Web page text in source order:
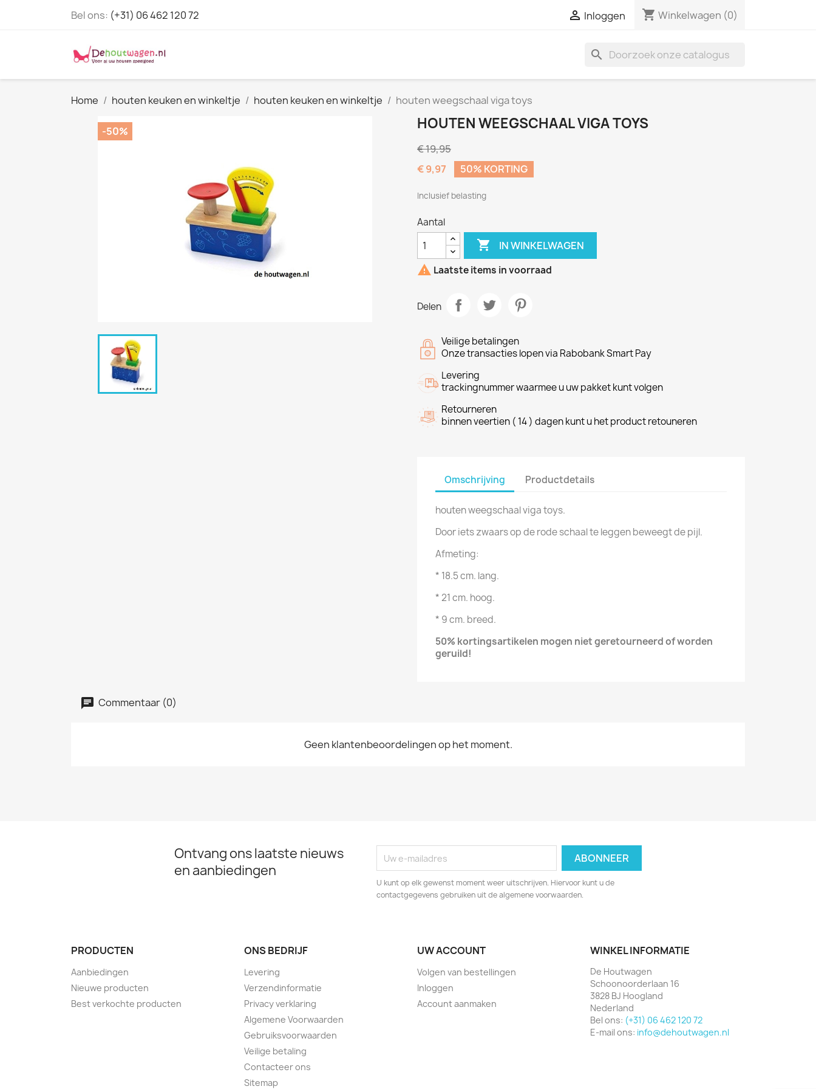
Bel ons: (+31) 06 462 120 72  Inloggen shopping_cart Winkelwagen (0)
search
Home houten keuken en winkeltje houten keuken en winkeltje houten weegschaal viga toys
-50% HOUTEN WEEGSCHAAL VIGA TOYS
€ 19,95
€ 9,97
50% KORTING
Inclusief belasting
Aantal
 IN WINKELWAGEN
 Laatste items in voorraad
Delen
Veilige betalingen
Onze transacties lopen via Rabobank Smart Pay
Levering
trackingnummer waarmee u uw pakket kunt volgen
Retourneren
binnen veertien ( 14 ) dagen kunt u het product retouneren
Omschrijving Productdetails
houten weegschaal viga toys.
Door iets zwaars op de rode schaal te leggen beweegt de pijl.
Afmeting:
* 18.5 cm. lang.
* 21 cm. hoog.
* 9 cm. breed.
50% kortingsartikelen mogen niet geretourneerd of worden
geruild!
Commentaar (0)
Geen klantenbeoordelingen op het moment.
Ontvang ons laatste nieuws
en aanbiedingen
U kunt op elk gewenst moment weer uitschrijven. Hiervoor kunt u de
contactgegevens gebruiken uit de algemene voorwaarden.
PRODUCTEN
Aanbiedingen
Nieuwe producten
Best verkochte producten
ONS BEDRIJF
Levering
Verzendinformatie
Privacy verklaring
Algemene Voorwaarden
Gebruiksvoorwaarden
Veilige betaling
Contacteer ons
Sitemap
UW ACCOUNT
Volgen van bestellingen
Inloggen
Account aanmaken
WINKEL INFORMATIE
De Houtwagen
Schoonoorderlaan 16
3828 BJ Hoogland
Nederland
Bel ons: (+31) 06 462 120 72
E-mail ons: info@dehoutwagen.nl